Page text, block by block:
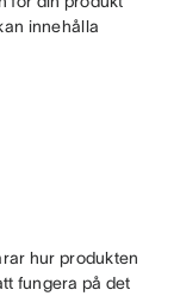
innehålla
hur produkten
fungera på det